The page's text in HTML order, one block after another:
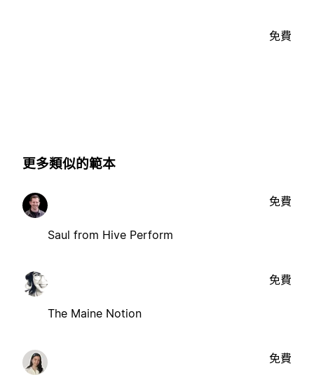
免費
更多類似的範本
Saul from Hive Perform
免費
The Maine Notion
免費
免費